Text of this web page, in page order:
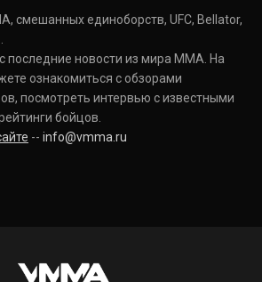
смешанных единоборств, UFC, Bellator,
последние новости из мира ММА. На
ознакомиться с обзорами
посмотреть интервью с известными
бойцов.
-- info@vmma.ru